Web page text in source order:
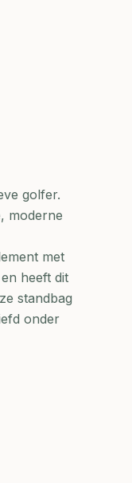
golfer.
moderne
met
heeft dit
standbag
onder